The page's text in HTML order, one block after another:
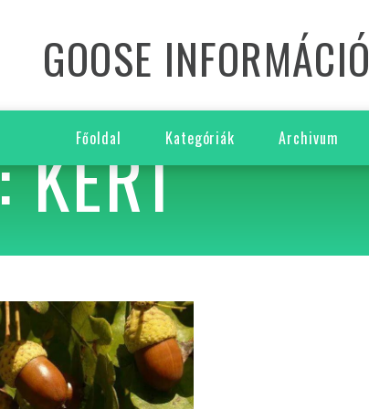
GOOSE INFORMÁCIÓ
Főoldal Kategóriák Archivum
KERT